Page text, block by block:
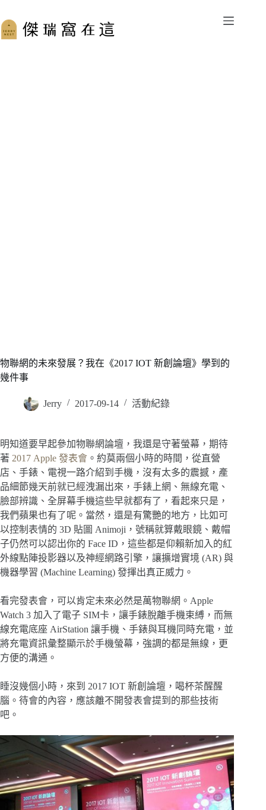
至
主
物聯網的未來發展？我在《2017 IOT 新創論壇》學到的
幾件事
Jerry 2017-09-14 活動紀錄
明知道要早起參加物聯網論壇，我還是守著螢幕，期待
著 2017 Apple 發表會 。約莫兩個小時的時間，從直營
店、手錶、電視一路介紹到手機，沒有太多的震撼，產
品細節幾天前就已經洩漏出來，手錶上網、無線充電、
臉部辨識、全屏幕手機這些早就都有了，看起來只是，
我們蘋果也有了呢。當然，還是有驚艷的地方，比如可
以控制表情的 3D 貼圖 Animoji，號稱就算戴眼鏡、戴帽
子仍然可以認出你的 Face ID，這些都是仰賴新加入的紅
外線點陣投影器以及神經網路引擎，讓擴增實境 (AR) 與
機器學習 (Machine Learning) 發揮出真正威力。
看完發表會，可以肯定未來必然是萬物聯網。Apple
Watch 3 加入了電子 SIM卡，讓手錶脫離手機束縛，而無
線充電底座 AirStation 讓手機、手錶與耳機同時充電，並
將充電資訊彙整顯示於手機螢幕，強調的都是無線，更
方便的溝通。
睡沒幾個小時，來到 2017 IOT 新創論壇，喝杯茶醒醒
腦。待會的內容，應該離不開發表會提到的那些技術
吧。